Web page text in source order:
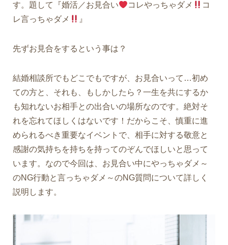
す。題して『婚活／お見合い
コレやっちゃダメ
コ
レ言っちゃダメ
』
先ずお見合をするという事は？
結婚相談所でもどこでもですが、お見合いって…初め
ての方と、それも、もしかしたら？一生を共にするか
も知れないお相手との出合いの場所なのです。絶対そ
れを忘れてほしくはないです！だからこそ、慎重に進
められるべき重要なイベントで、相手に対する敬意と
感謝の気持ちを持ちを持ってのぞんでほしいと思って
います。なので今回は、お見合い中にやっちゃダメ～
のNG行動と言っちゃダメ～のNG質問について詳しく
説明します。